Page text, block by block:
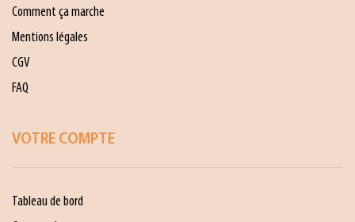
Comment ça marche
Mentions légales
CGV
FAQ
VOTRE COMPTE
Tableau de bord